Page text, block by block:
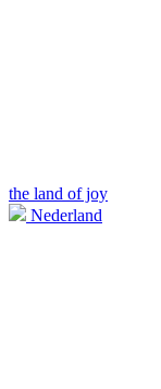
the land of joy
Nederland